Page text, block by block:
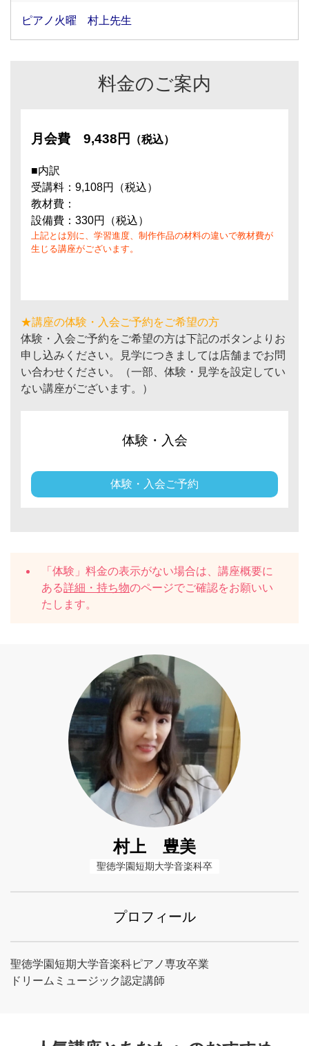
ピアノ火曜 村上先生
料金のご案内
月会費 9,438円 （税込）
■内訳
受講料：9,108円（税込）
教材費：
設備費：330円（税込）
上記とは別に、学習進度、制作作品の材料の違いで教材費が
生じる講座がございます。
★講座の体験・入会ご予約をご希望の方
体験・入会ご予約をご希望の方は下記のボタンよりお
申し込みください。見学につきましては店舗までお問
い合わせください。（一部、体験・見学を設定してい
ない講座がございます。）
体験・入会
体験・入会ご予約
「体験」料金の表示がない場合は、講座概要に
ある詳細・持ち物のページでご確認をお願いい
たします。
村上 豊美
聖徳学園短期大学音楽科卒
プロフィール
聖徳学園短期大学音楽科ピアノ専攻卒業
ドリームミュージック認定講師